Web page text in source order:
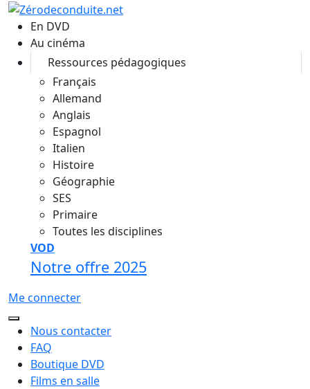
Aller au contenu principal
En DVD
Au cinéma
Ressources pédagogiques
Français
Allemand
Anglais
Espagnol
Italien
Histoire
Géographie
SES
Primaire
Toutes les disciplines
VOD
Notre offre 2025
Me connecter
Nous contacter
FAQ
Boutique DVD
Films en salle